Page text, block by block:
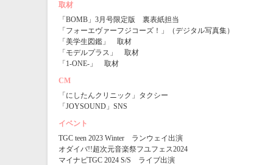
取材
「BOMB」3月号限定版 裏表紙担当
「フォーエヴァーフジコーズ！」（デジタル写真集）
「美学生図鑑」 取材
「モデルプラス」 取材
「1-ONE-」 取材
CM
「にしたんクリニック」タクシー
「JOYSOUND」SNS
イベント
TGC teen 2023 Winter ランウェイ出演
オダイバ!!超次元音楽祭フユフェス2024
マイナビTGC 2024 S/S ライブ出演